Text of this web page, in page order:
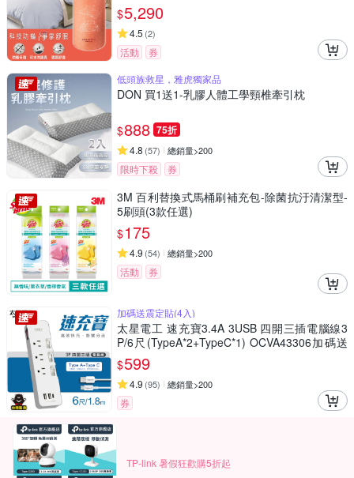
$5,290
4.5 (2)
活動
券
低頭族救星，雅虎獨家品
DON 買1送1-乳膠人體工學頸椎牽引枕
$888 75折
4.8 (57) 總銷量>200
限時下殺 券
3M 百利替換式馬桶刷補充包-除菌抗汙清潔型-
5刷頭(3款任選)
$175
4.9 (54) 總銷量>200
活動 券
加碼送震定貼(4入)
太星電工 速充寶3.4A 3USB 四開三插電腦線3
P/6尺(TypeA*2+TypeC*1) OCVA43306加碼送
震定貼(4入)
$599
4.9 (95) 總銷量>200
券
TP-link 暑假狂歡購5折起